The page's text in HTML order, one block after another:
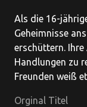
Als die 16-
Geheimnisse
erschüttern. Ihre
Handlungen zu
Freunden weiß
Orginal Titel